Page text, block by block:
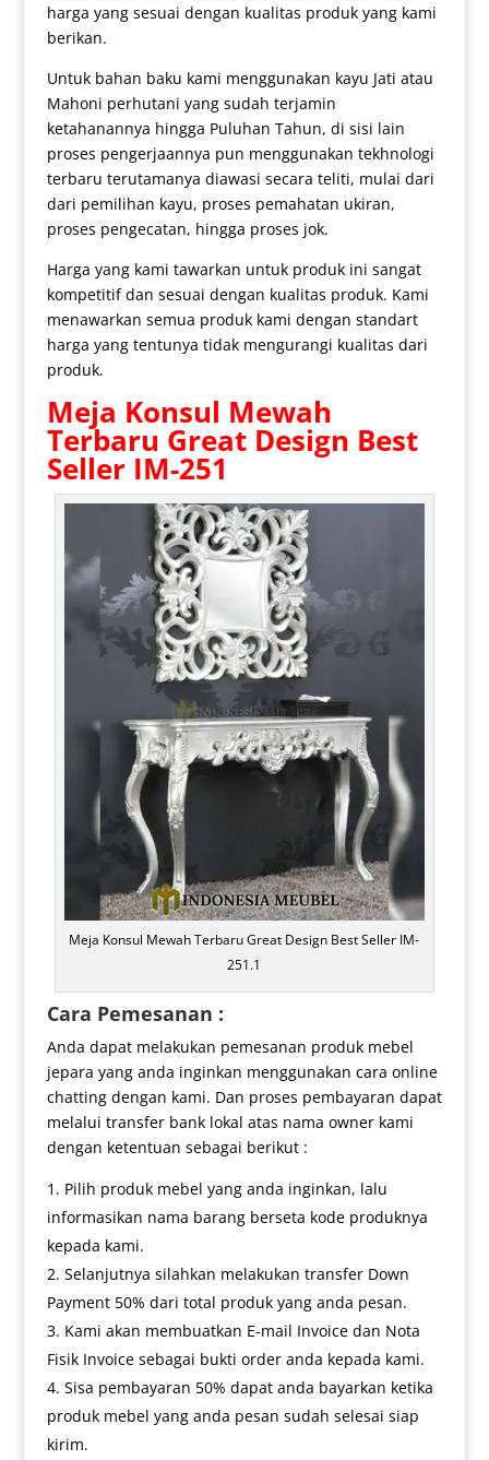
harga yang sesuai dengan kualitas produk yang kami
berikan.
Untuk bahan baku kami menggunakan kayu Jati atau
Mahoni perhutani yang sudah terjamin
ketahanannya hingga Puluhan Tahun, di sisi lain
proses pengerjaannya pun menggunakan tekhnologi
terbaru terutamanya diawasi secara teliti, mulai dari
dari pemilihan kayu, proses pemahatan ukiran,
proses pengecatan, hingga proses jok.
Harga yang kami tawarkan untuk produk ini sangat
kompetitif dan sesuai dengan kualitas produk. Kami
menawarkan semua produk kami dengan standart
harga yang tentunya tidak mengurangi kualitas dari
produk.
Meja Konsul Mewah
Terbaru Great Design Best
Seller IM-251
Meja Konsul Mewah Terbaru Great Design Best Seller IM-
251.1
Cara Pemesanan :
Anda dapat melakukan pemesanan produk mebel
jepara yang anda inginkan menggunakan cara online
chatting dengan kami. Dan proses pembayaran dapat
melalui transfer bank lokal atas nama owner kami
dengan ketentuan sebagai berikut :
Pilih produk mebel yang anda inginkan, lalu
informasikan nama barang berseta kode produknya
kepada kami.
Selanjutnya silahkan melakukan transfer Down
Payment 50% dari total produk yang anda pesan.
Kami akan membuatkan E-mail Invoice dan Nota
Fisik Invoice sebagai bukti order anda kepada kami.
Sisa pembayaran 50% dapat anda bayarkan ketika
produk mebel yang anda pesan sudah selesai siap
kirim.